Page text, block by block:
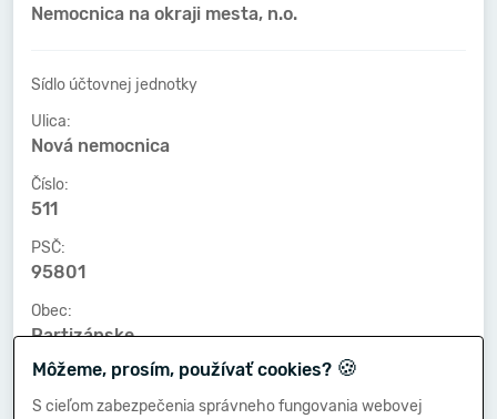
Nemocnica na okraji mesta, n.o.
Sídlo účtovnej jednotky
Ulica:
Nová nemocnica
Číslo:
511
PSČ:
95801
Obec:
Partizánske
Telefónne číslo:
-
Môžeme, prosím, používať cookies? 🍪
S cieľom zabezpečenia správneho fungovania webovej